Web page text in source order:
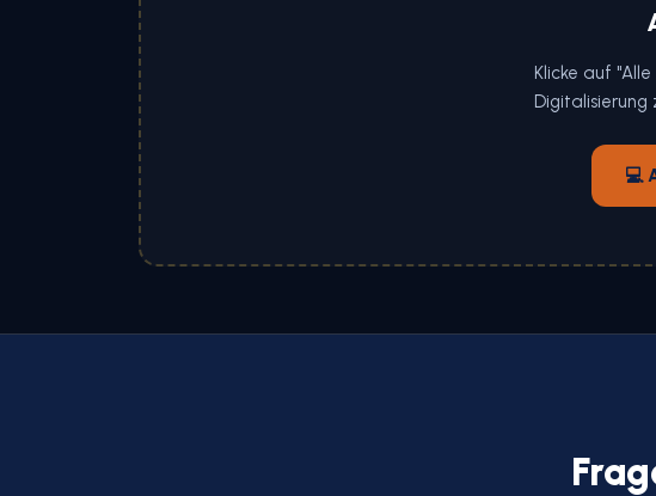
Klicke auf
Digitalisierung
💻